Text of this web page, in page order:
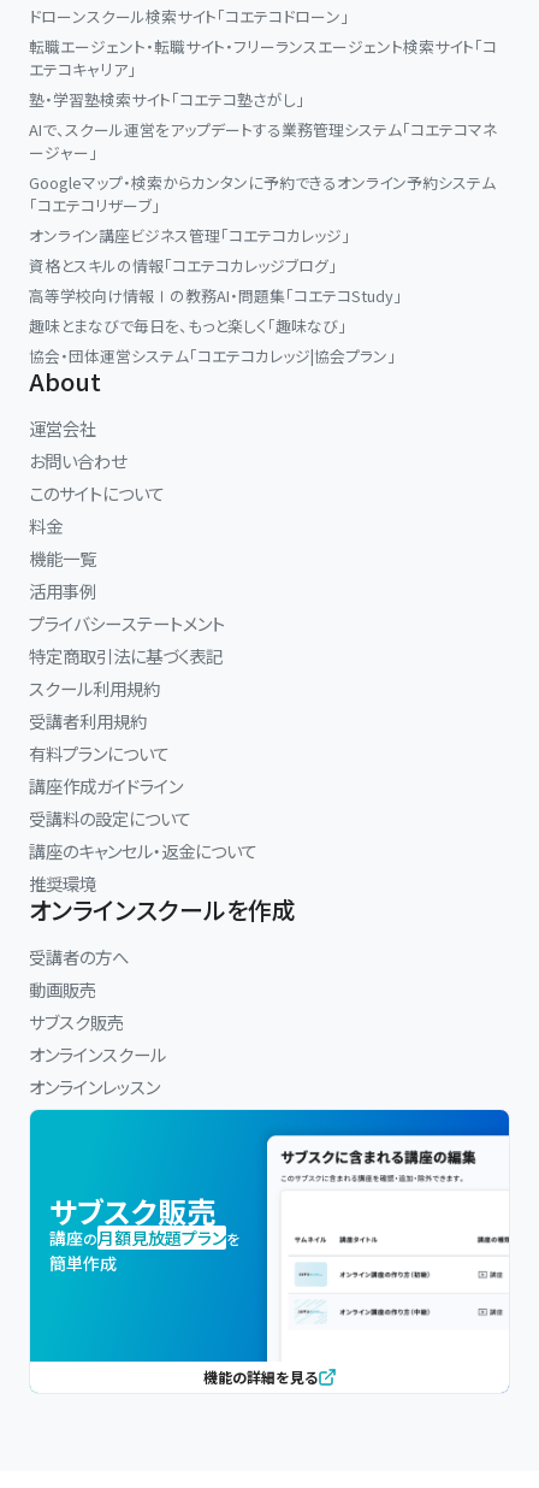
ドローンスクール検索サイト「コエテコドローン」
転職エージェント・転職サイト・フリーランスエージェント検索サイト「コ
エテコキャリア」
塾・学習塾検索サイト「コエテコ塾さがし」
AIで、スクール運営をアップデートする業務管理システム「コエテコマネ
ージャー」
Googleマップ・検索からカンタンに予約できるオンライン予約システム
「コエテコリザーブ」
オンライン講座ビジネス管理「コエテコカレッジ」
資格とスキルの情報「コエテコカレッジブログ」
高等学校向け情報Ⅰの教務AI・問題集「コエテコStudy」
趣味とまなびで毎日を、もっと楽しく「趣味なび」
協会・団体運営システム「コエテコカレッジ|協会プラン」
About
運営会社
お問い合わせ
このサイトについて
料金
機能一覧
活用事例
プライバシーステートメント
特定商取引法に基づく表記
スクール利用規約
受講者利用規約
有料プランについて
講座作成ガイドライン
受講料の設定について
講座のキャンセル・返金について
推奨環境
オンラインスクールを作成
受講者の方へ
動画販売
サブスク販売
オンラインスクール
オンラインレッスン
サブスク販売
講座の月額見放題プランを
簡単作成
機能の詳細を見る